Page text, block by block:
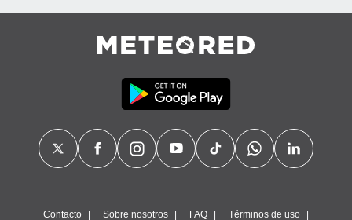
Contacto Sobre nosotros FAQ Términos de uso